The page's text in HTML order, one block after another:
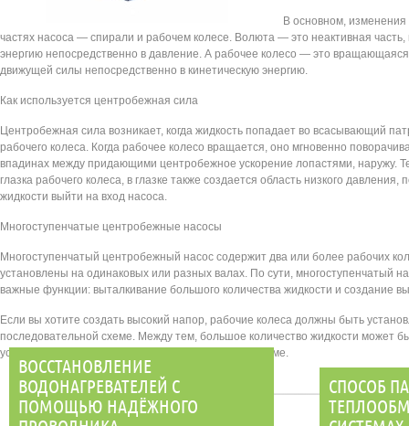
В основном, изменения
частях насоса — спирали и рабочем колесе. Волюта — это неактивная
энергию непосредственно в давление. А рабочее колесо — это
движущей силы непосредственно в кинетическую энергию.
Как используется центробежная сила
Центробежная сила возникает, когда жидкость попадает во всасывающий
рабочего колеса. Когда рабочее колесо вращается, оно мгновенно
впадинах между придающими центробежное ускорение лопастями, наружу.
глазка рабочего колеса, в глазке также создается область низкого
жидкости выйти на вход насоса.
Многоступенчатые центробежные насосы
Многоступенчатый центробежный насос содержит два или более рабочих
установлены на одинаковых или разных валах. По сути, многоступенчатый
важные функции: выталкивание большого количества жидкости и создание
Если вы хотите создать высокий напор, рабочие колеса должны быть
последовательной схеме. Между тем, большое количество жидкости может
установлены на разных валах по параллельной схеме.
ВОССТАНОВЛЕНИЕ
ВОДОНАГРЕВАТЕЛЕЙ С
ПОМОЩЬЮ НАДЁЖНОГО
СПОСОБ